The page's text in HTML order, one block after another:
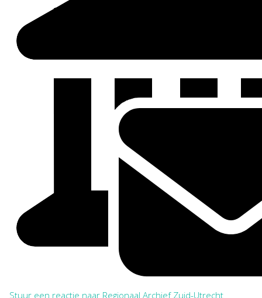
Stuur een reactie naar Regionaal Archief Zuid-Utrecht